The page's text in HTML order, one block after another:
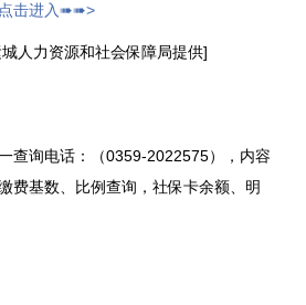
点击进入➠➠>
人力资源和社会保障局提供]
查询电话：（0359-2022575），内容
费基数、比例查询，社保卡余额、明